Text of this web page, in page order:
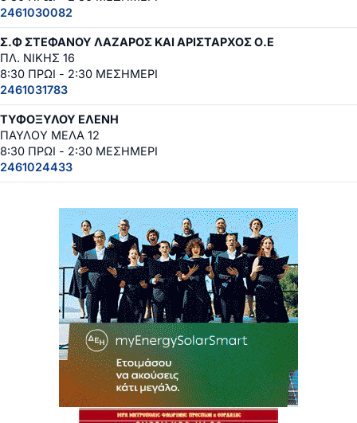
2461030082
Σ.Φ ΣΤΕΦΑΝΟΥ ΛΑΖΑΡΟΣ ΚΑΙ ΑΡΙΣΤΑΡΧΟΣ Ο.Ε
ΠΛ. ΝΙΚΗΣ 16
8:30 ΠΡΩΙ - 2:30 ΜΕΣΗΜΕΡΙ
2461031783
ΤΥΦΟΞΥΛΟΥ ΕΛΕΝΗ
ΠΑΥΛΟΥ ΜΕΛΑ 12
8:30 ΠΡΩΙ - 2:30 ΜΕΣΗΜΕΡΙ
2461024433